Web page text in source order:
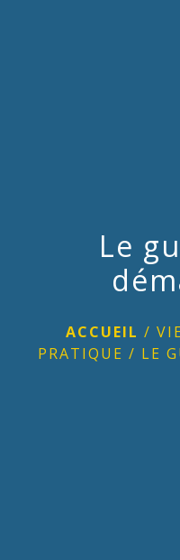
Le
ACCUEIL /
PRATIQUE / LE